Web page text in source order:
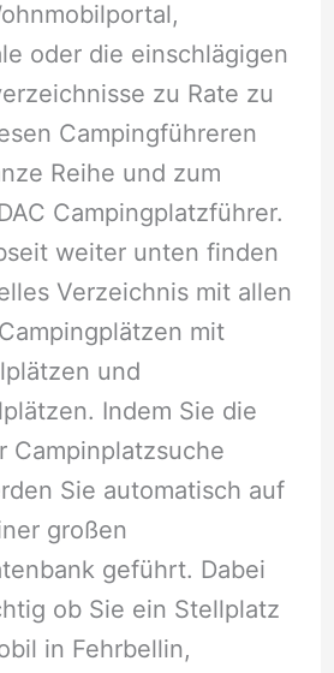
oder die einschlägigen
zu Rate zu
Campingführeren
Reihe und zum
Campingplatzführer.
weiter unten finden
Verzeichnis mit allen
mit
und
Indem Sie die
Campinplatzsuche
Sie automatisch auf
großen
geführt. Dabei
ob Sie ein Stellplatz
in Fehrbellin,